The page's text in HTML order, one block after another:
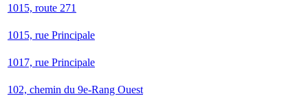
1015, route 271
1015, rue Principale
1017, rue Principale
102, chemin du 9e-Rang Ouest